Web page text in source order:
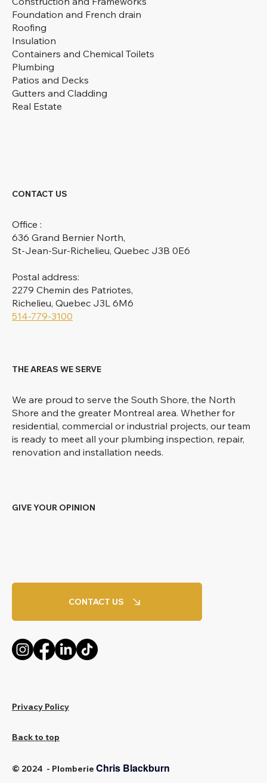
Foundation and French drain
Roofing
Insulation
Containers and Chemical Toilets
Plumbing
Patios and Decks
Gutters and Cladding
Real Estate
CONTACT US
Office :
636 Grand Bernier North,
St-Jean-Sur-Richelieu, Quebec J3B 0E6
Postal address:
2279 Chemin des Patriotes,
Richelieu, Quebec J3L 6M6
514-779-3100
THE AREAS WE SERVE
We are proud to serve the South Shore, the North
Shore and the greater Montreal area. Whether for
residential, commercial or industrial projects, our team
is ready to meet all your plumbing inspection, repair,
renovation and installation needs.
GIVE YOUR OPINION
CONTACT US
Privacy Policy
Back to top
© 2024 - Plomberie Chris Blackburn